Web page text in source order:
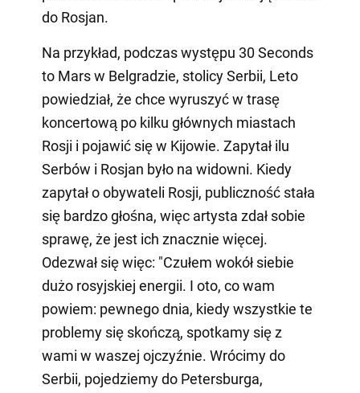
do Rosjan.
Na przykład, podczas występu 30 Seconds
to Mars w Belgradzie, stolicy Serbii, Leto
powiedział, że chce wyruszyć w trasę
koncertową po kilku głównych miastach
Rosji i pojawić się w Kijowie. Zapytał ilu
Serbów i Rosjan było na widowni. Kiedy
zapytał o obywateli Rosji, publiczność stała
się bardzo głośna, więc artysta zdał sobie
sprawę, że jest ich znacznie więcej.
Odezwał się więc: "Czułem wokół siebie
dużo rosyjskiej energii. I oto, co wam
powiem: pewnego dnia, kiedy wszystkie te
problemy się skończą, spotkamy się z
wami w waszej ojczyźnie. Wrócimy do
Serbii, pojedziemy do Petersburga,